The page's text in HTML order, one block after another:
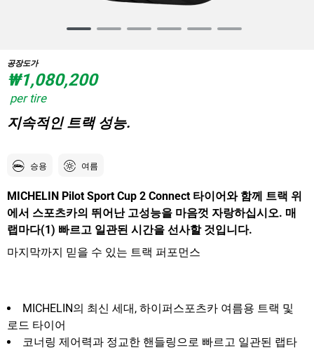
of
6
공장도가
₩1,080,200
per tire
지속적인 트랙 성능.
승용 여름
MICHELIN Pilot Sport Cup 2 Connect 타이어와 함께 트랙 위
에서 스포츠카의 뛰어난 고성능을 마음껏 자랑하십시오. 매
랩마다(1) 빠르고 일관된 시간을 선사할 것입니다.
마지막까지 믿을 수 있는 트랙 퍼포먼스
MICHELIN의 최신 세대, 하이퍼스포츠카 여름용 트랙 및
로드 타이어
코너링 제어력과 정교한 핸들링으로 빠르고 일관된 랩타